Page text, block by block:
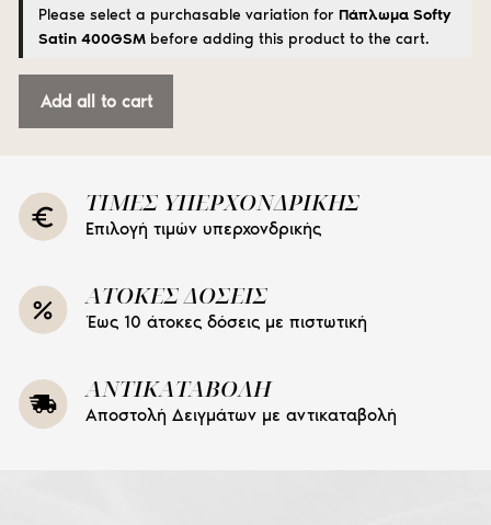
26.70€
Please select a purchasable variation for Πάπλωμα Softy
Satin 400GSM before adding this product to the cart.
Add all to cart
ΤΙΜΕΣ ΥΠΕΡΧΟΝΔΡΙΚΗΣ
Επιλογή τιμών υπερχονδρικής
ΑΤΟΚΕΣ ΔΟΣΕΙΣ
Έως 10 άτοκες δόσεις με πιστωτική
ΑΝΤΙΚΑΤΑΒΟΛΗ
Αποστολή Δειγμάτων με αντικαταβολή